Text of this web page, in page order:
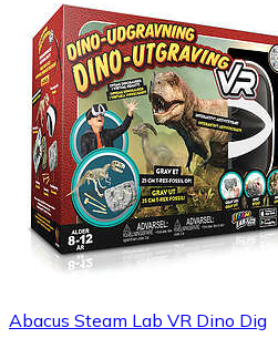
Abacus Steam Lab VR Dino Dig